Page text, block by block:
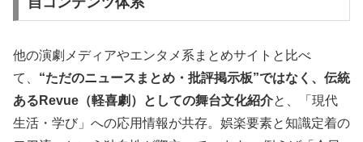
他の演劇メディアやエンタメ系まとめサイトと比べ
て、 “ただのニュースまとめ・批評掲示板”ではなく、伝統
あるRevue（軽喜劇）としての舞台文化紹介と、「現代
生活・学び」への応用情報が共存。娯楽要素と知識定着の